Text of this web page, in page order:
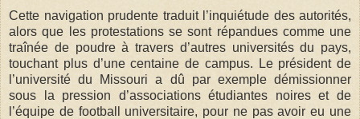
Cette navigation prudente traduit l’inquiétude des autorités,
alors que les protestations se sont répandues comme une
traînée de poudre à travers d’autres universités du pays,
touchant plus d’une centaine de campus. Le président de
l’université du Missouri a dû par exemple démissionner
sous la pression d’associations étudiantes noires et de
l’équipe de football universitaire, pour ne pas avoir eu une